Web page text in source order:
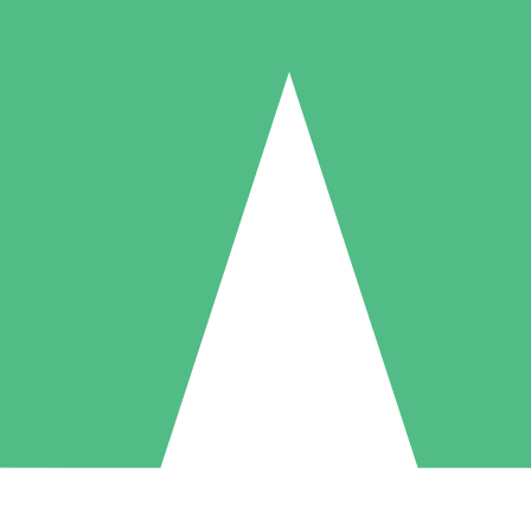
Packs de Crédits Individuels
à l'utilisation avec des crédits de téléchargement. Sans engagement
5 Téléchargements
US$